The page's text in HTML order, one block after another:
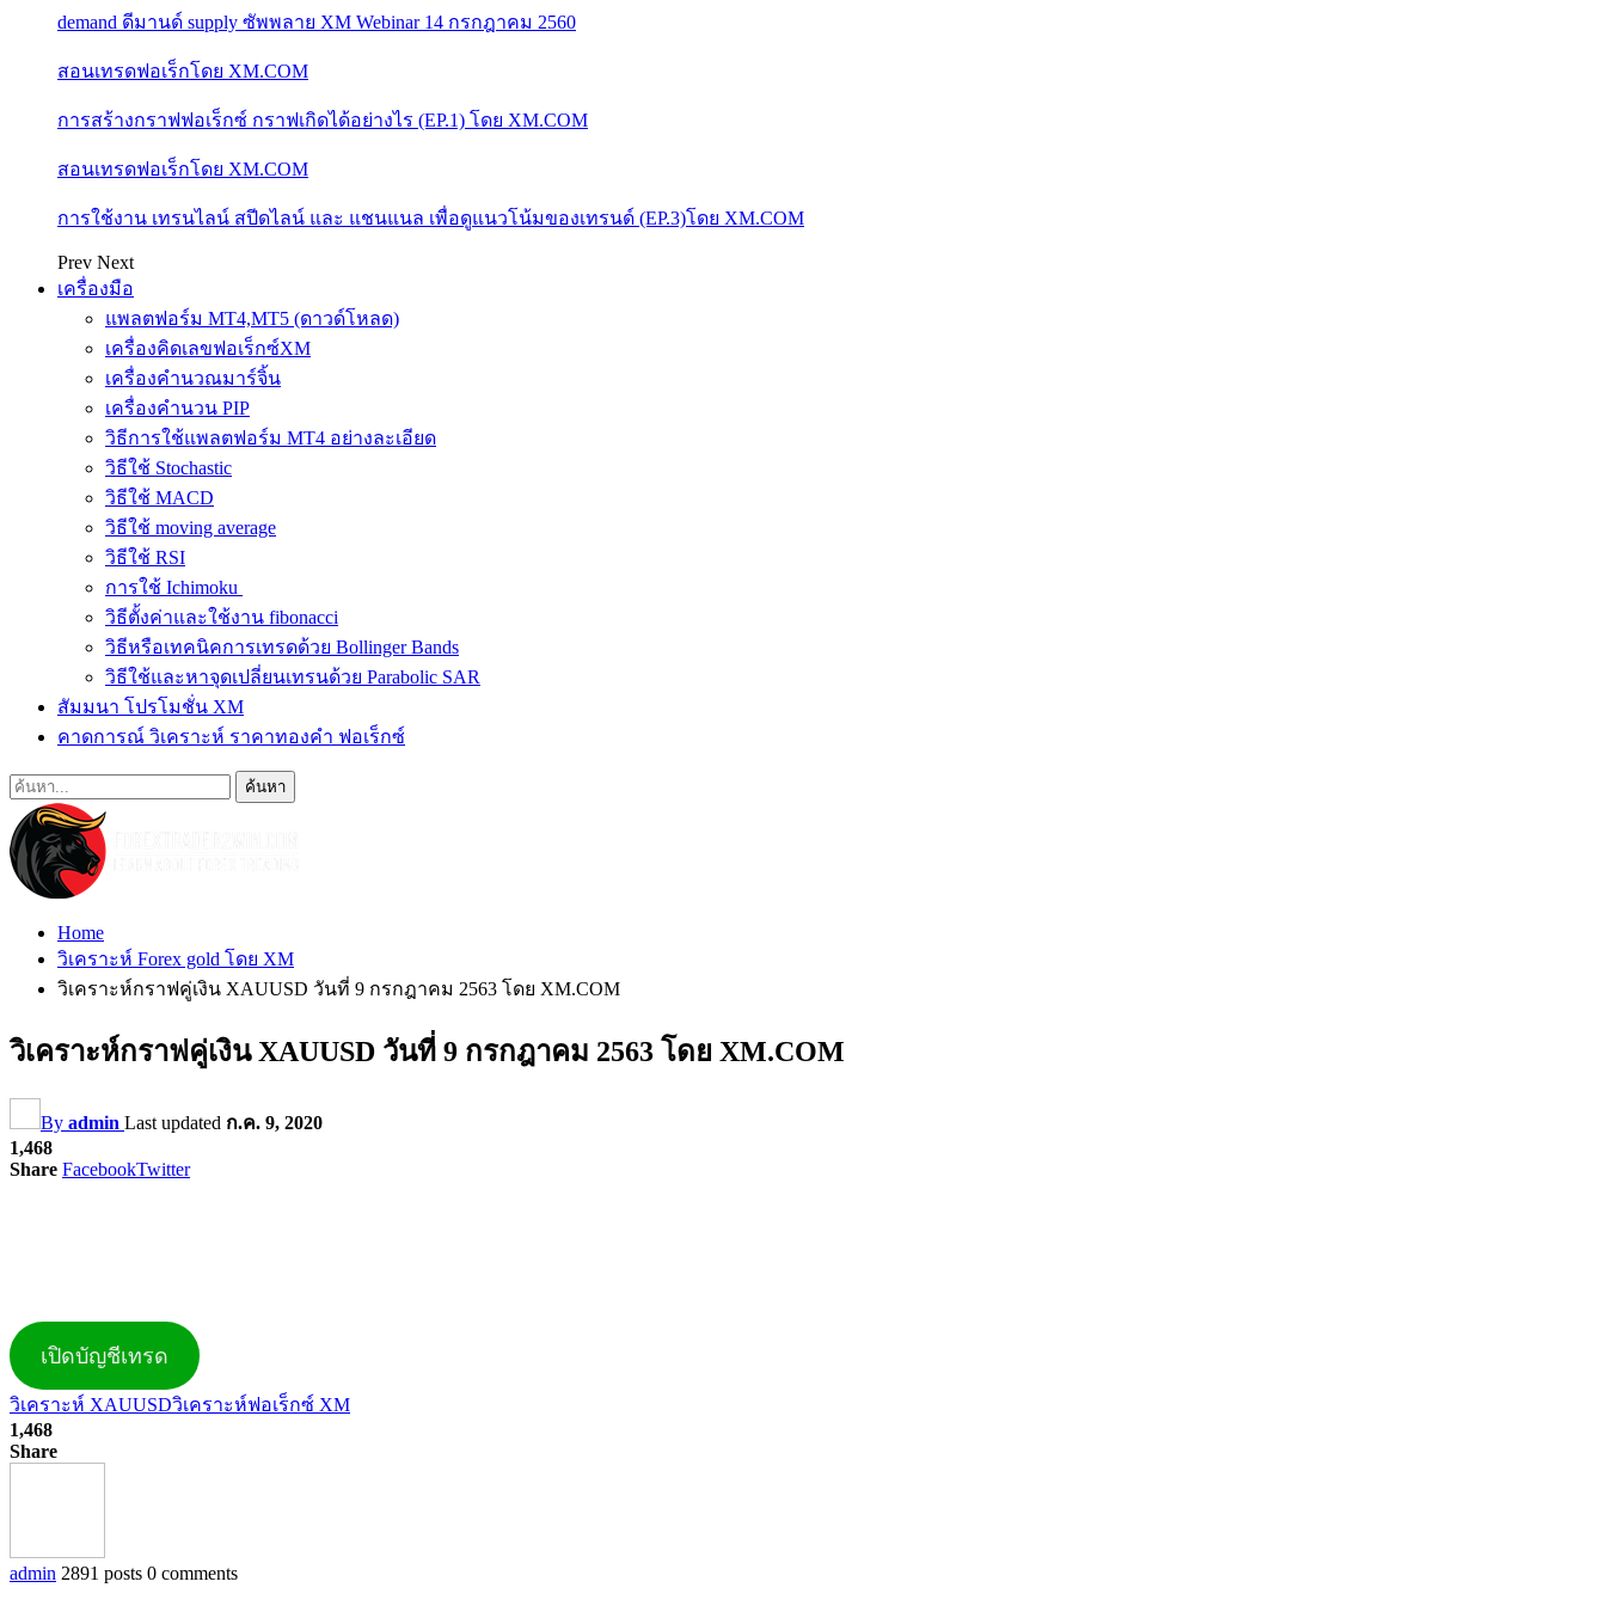
demand ดีมานด์ supply ซัพพลาย XM Webinar 14 กรกฎาคม 2560
สอนเทรดฟอเร็กโดย XM.COM
การสร้างกราฟฟอเร็กซ์ กราฟเกิดได้อย่างไร (EP.1) โดย XM.COM
สอนเทรดฟอเร็กโดย XM.COM
การใช้งาน เทรนไลน์ สปีดไลน์ และ แชนแนล เพื่อดูแนวโน้มของเทรนด์ (EP.3)โดย XM.COM
Prev Next
เครื่องมือ
แพลตฟอร์ม MT4,MT5 (ดาวด์โหลด)
เครื่องคิดเลขฟอเร็กซ์XM
เครื่องคำนวณมาร์จิ้น
เครื่องคำนวน PIP
วิธีการใช้แพลตฟอร์ม MT4 อย่างละเอียด
วิธีใช้ Stochastic
วิธีใช้ MACD
วิธีใช้ moving average
วิธีใช้ RSI
การใช้ Ichimoku
วิธีตั้งค่าและใช้งาน fibonacci
วิธีหรือเทคนิคการเทรดด้วย Bollinger Bands
วิธีใช้และหาจุดเปลี่ยนเทรนด้วย Parabolic SAR
สัมมนา โปรโมชั่น XM
คาดการณ์ วิเคราะห์ ราคาทองคำ ฟอเร็กซ์
Home
วิเคราะห์ Forex gold โดย XM
วิเคราะห์กราฟคู่เงิน XAUUSD วันที่ 9 กรกฎาคม 2563 โดย XM.COM
วิเคราะห์กราฟคู่เงิน XAUUSD วันที่ 9 กรกฎาคม 2563 โดย XM.COM
By admin Last updated ก.ค. 9, 2020
1,468
Share FacebookTwitter
เปิดบัญชีเทรด
วิเคราะห์ XAUUSDวิเคราะห์ฟอเร็กซ์ XM
1,468
Share
admin 2891 posts 0 comments